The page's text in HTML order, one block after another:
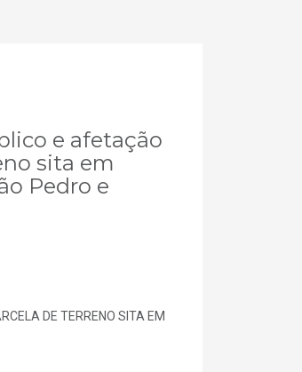
e afetação
sita em
Pedro e
DE TERRENO SITA EM